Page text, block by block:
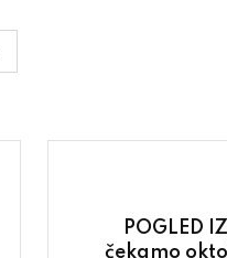
POGLED
čekamo